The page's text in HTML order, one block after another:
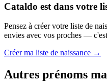
Cataldo est dans votre
Pensez à créer votre liste de
envies avec vos proches —
Créer ma liste de naissance →
Autres prénoms